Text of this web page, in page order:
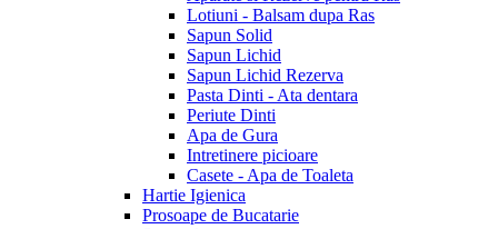
Lotiuni - Balsam dupa Ras
Sapun Solid
Sapun Lichid
Sapun Lichid Rezerva
Pasta Dinti - Ata dentara
Periute Dinti
Apa de Gura
Intretinere picioare
Casete - Apa de Toaleta
Hartie Igienica
Prosoape de Bucatarie